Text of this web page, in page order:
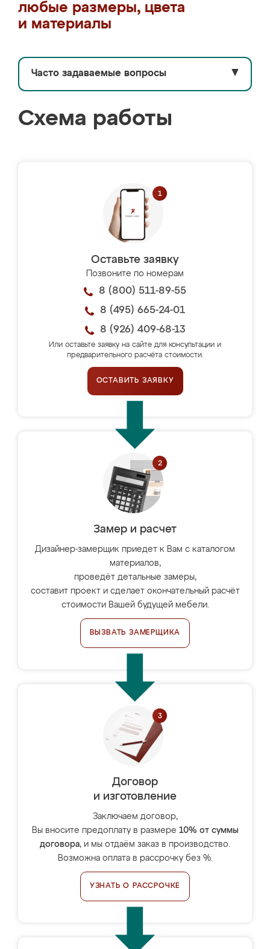
любые размеры, цвета
и материалы
Часто задаваемые вопросы ▼
Схема работы
Оставьте заявку
Позвоните по номерам
8 (800) 511-89-55
8 (495) 665-24-01
8 (926) 409-68-13
Или оставьте заявку на сайте для консультации и
предварительного расчёта стоимости.
ОСТАВИТЬ ЗАЯВКУ
Замер и расчет
Дизайнер-замерщик приедет к Вам с каталогом
материалов,
проведёт детальные замеры,
составит проект и сделает окончательный расчёт
стоимости Вашей будущей мебели.
ВЫЗВАТЬ ЗАМЕРЩИКА
Договор
и изготовление
Заключаем договор,
Вы вносите предоплату в размере 10% от суммы
договора, и мы отдаём заказ в производство.
Возможна оплата в рассрочку без %.
УЗНАТЬ О РАССРОЧКЕ